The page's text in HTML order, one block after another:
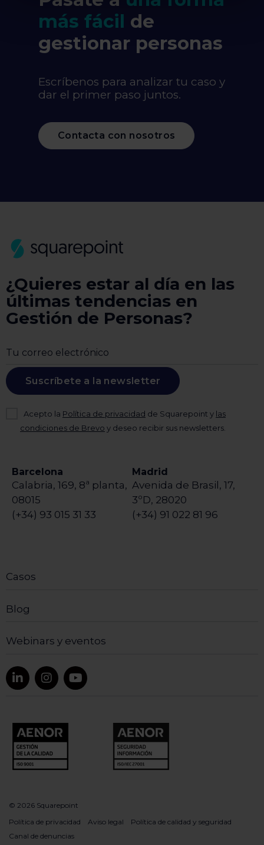
más fácil de
gestionar personas
Escríbenos para analizar tu caso y
dar el primer paso juntos.
Contacta con nosotros
¿Quieres estar al día en las
últimas tendencias en
Gestión de Personas?
Suscríbete a la newsletter
Acepto la Política de privacidad de Squarepoint y las
condiciones de Brevo y deseo recibir sus newsletters.
Barcelona
Calabria, 169, 8ª planta,
08015
(+34) 93 015 31 33
Madrid
Avenida de Brasil, 17,
3ºD, 28020
(+34) 91 022 81 96
Casos
Blog
Webinars y eventos
© 2026 Squarepoint
Política de privacidad
Aviso legal
Política de calidad y seguridad
Canal de denuncias